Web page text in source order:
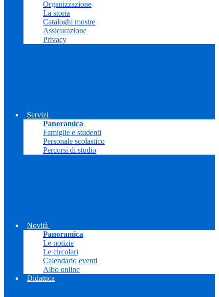
Organizzazione
La storia
Cataloghi mostre
Assicurazione
Privacy
Servizi
Panoramica
Famiglie e studenti
Personale scolastico
Percorsi di studio
Novità
Panoramica
Le notizie
Le circolari
Calendario eventi
Albo online
Didattica